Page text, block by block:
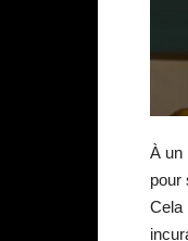
À un
pour
Cela